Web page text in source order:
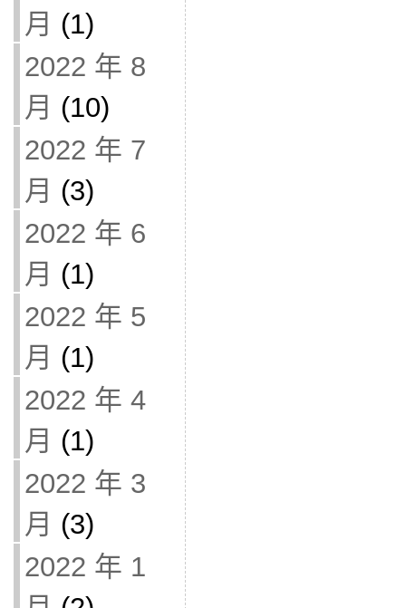
月 (1)
2022 年 8
月 (10)
2022 年 7
月 (3)
2022 年 6
月 (1)
2022 年 5
月 (1)
2022 年 4
月 (1)
2022 年 3
月 (3)
2022 年 1